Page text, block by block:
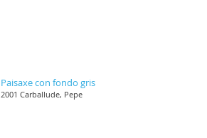
Paisaxe con fondo gris
2001 Carballude, Pepe